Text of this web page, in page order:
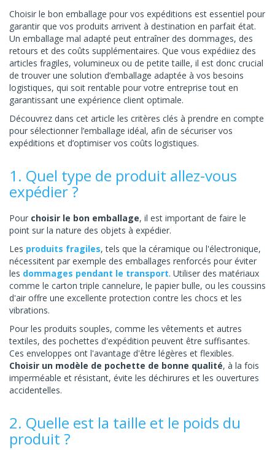
Choisir le bon emballage pour vos expéditions est essentiel pour
garantir que vos produits arrivent à destination en parfait état.
Un emballage mal adapté peut entraîner des dommages, des
retours et des coûts supplémentaires. Que vous expédiiez des
articles fragiles, volumineux ou de petite taille, il est donc crucial
de trouver une solution d’emballage adaptée à vos besoins
logistiques, qui soit rentable pour votre entreprise tout en
garantissant une expérience client optimale.
Découvrez dans cet article les critères clés à prendre en compte
pour sélectionner l’emballage idéal, afin de sécuriser vos
expéditions et d’optimiser vos coûts logistiques.
1. Quel type de produit allez-vous
expédier ?
Pour choisir le bon emballage, il est important de faire le
point sur la nature des objets à expédier.
Les produits fragiles, tels que la céramique ou l'électronique,
nécessitent par exemple des emballages renforcés pour éviter
les dommages pendant le transport. Utiliser des matériaux
comme le carton triple cannelure, le papier bulle, ou les coussins
d'air offre une excellente protection contre les chocs et les
vibrations.
Pour les produits souples, comme les vêtements et autres
textiles, des pochettes d'expédition peuvent être suffisantes.
Ces enveloppes ont l'avantage d'être légères et flexibles.
Choisir un modèle de pochette de bonne qualité, à la fois
imperméable et résistant, évite les déchirures et les ouvertures
accidentelles.
2. Quelle est la taille et le poids du
produit ?